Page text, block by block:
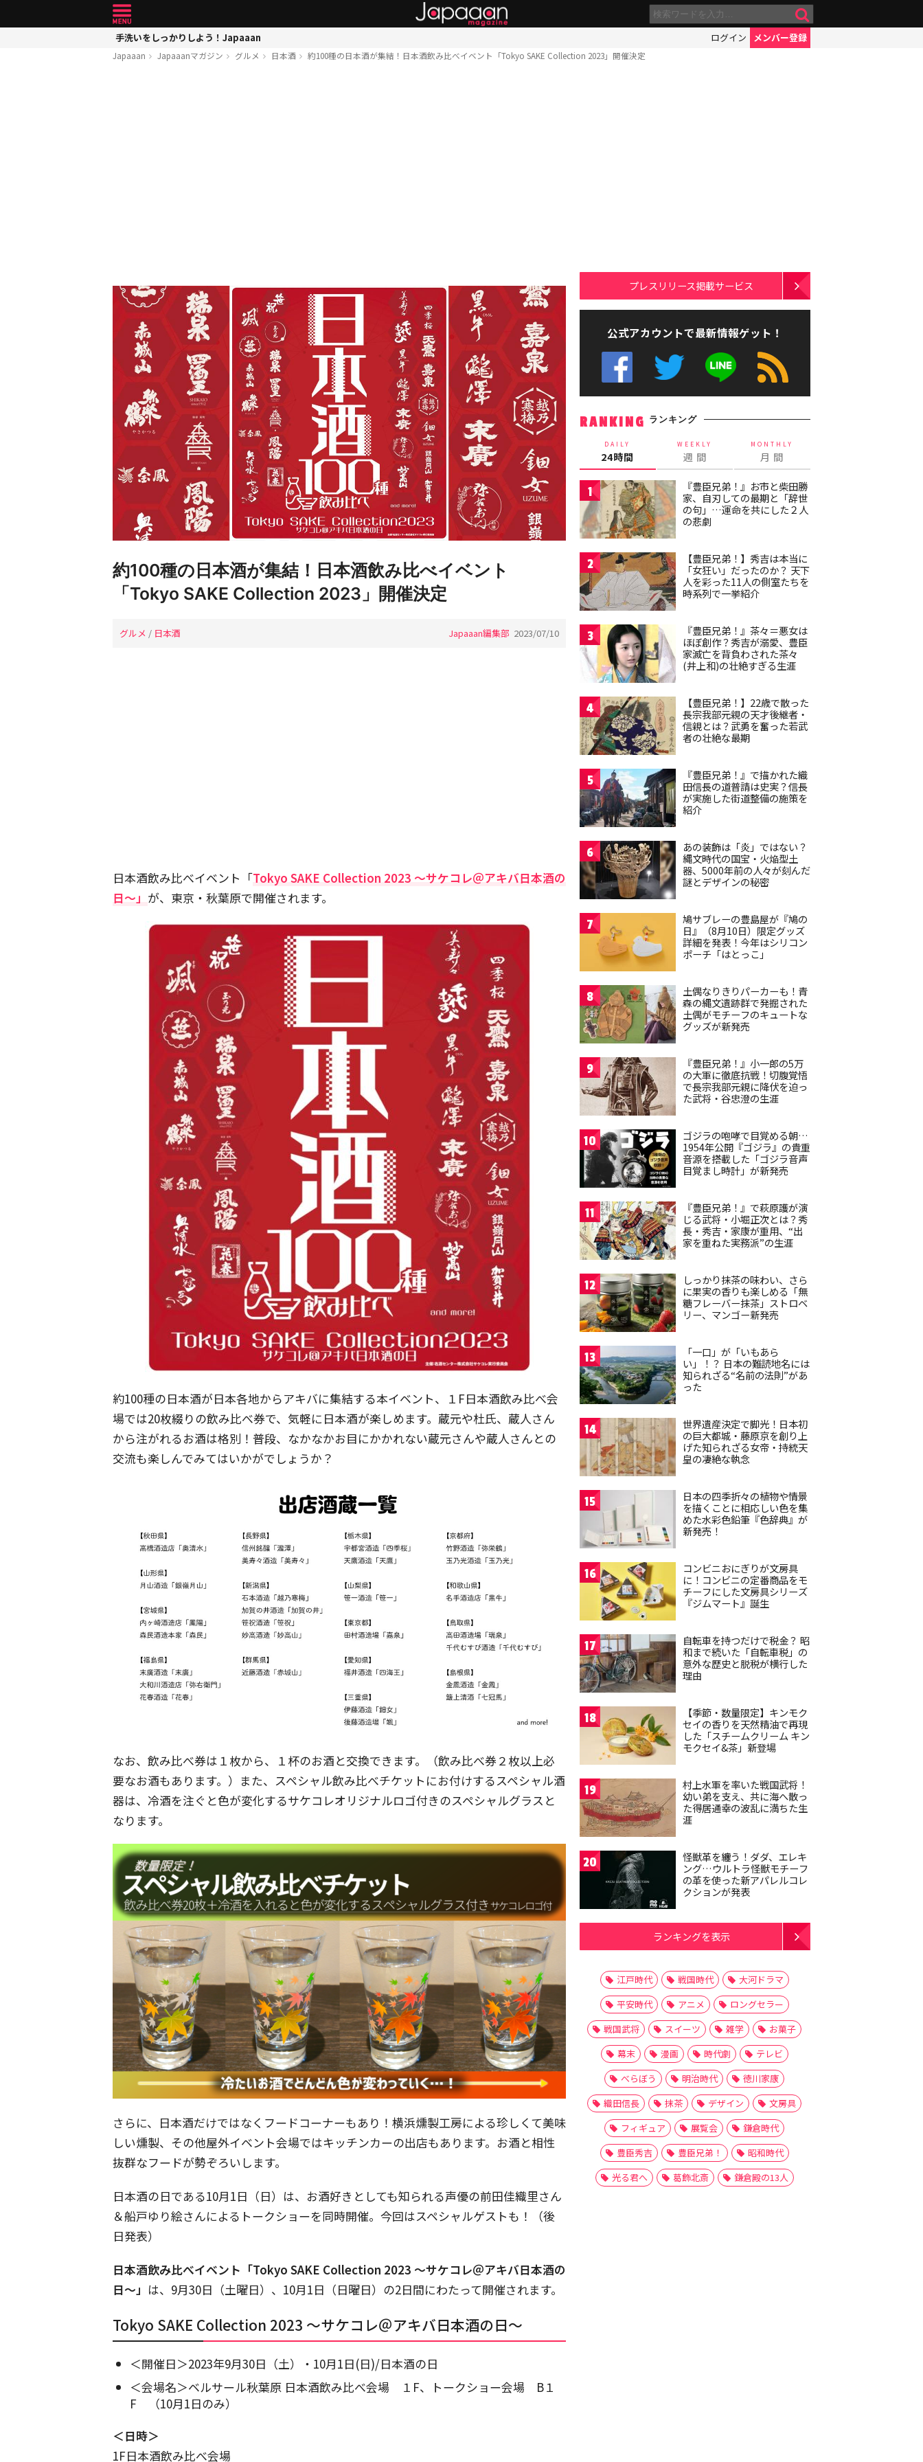
手洗いをしっかりしよう！Japaaan ログイン メンバー登録
Japaaan Japaaanマガジン グルメ 日本酒 約100種の日本酒が集結！日本酒飲み比べイベント「Tokyo SAKE Collection 2023」開催決定
約100種の日本酒が集結！日本酒飲み比べイベント
「Tokyo SAKE Collection 2023」開催決定
グルメ / 日本酒 Japaaan編集部 2023/07/10
日本酒飲み比べイベント「Tokyo SAKE Collection 2023 ～サケコレ＠アキバ日本酒の
日～」 が、東京・秋葉原で開催されます。
約100種の日本酒が日本各地からアキバに集結する本イベント、１F日本酒飲み比べ会
場では20枚綴りの飲み比べ券で、気軽に日本酒が楽しめます。蔵元や杜氏、蔵人さん
から注がれるお酒は格別！普段、なかなかお目にかかれない蔵元さんや蔵人さんとの
交流も楽しんでみてはいかがでしょうか？
なお、飲み比べ券は１枚から、１杯のお酒と交換できます。（飲み比べ券２枚以上必
要なお酒もあります。）また、スペシャル飲み比べチケットにお付けするスペシャル酒
器は、冷酒を注ぐと色が変化するサケコレオリジナルロゴ付きのスペシャルグラスと
なります。
さらに、日本酒だけではなくフードコーナーもあり！横浜燻製工房による珍しくて美味
しい燻製、その他屋外イベント会場ではキッチンカーの出店もあります。お酒と相性
抜群なフードが勢ぞろいします。
日本酒の日である10月1日（日）は、お酒好きとしても知られる声優の前田佳織里さん
＆船戸ゆり絵さんによるトークショーを同時開催。今回はスペシャルゲストも！（後
日発表）
日本酒飲み比べイベント「Tokyo SAKE Collection 2023 ～サケコレ＠アキバ日本酒の
日～」 は、9月30日（土曜日）、10月1日（日曜日）の2日間にわたって開催されます。
Tokyo SAKE Collection 2023 ～サケコレ＠アキバ日本酒の日～
＜開催日＞2023年9月30日（土）・10月1日(日)/日本酒の日
＜会場名＞ベルサール秋葉原 日本酒飲み比べ会場 １F、トークショー会場 B１
F （10月1日のみ）
＜日時＞
1F日本酒飲み比べ会場
プレスリリース掲載サービス
公式アカウントで最新情報ゲット！
RANKING ランキング
DAILY
24時間
WEEKLY
週 間
MONTHLY
月 間
1
『豊臣兄弟！』お市と柴田勝
家、自刃しての最期と「辞世
の句」…運命を共にした２人
の悲劇
2
【豊臣兄弟！】秀吉は本当に
「女狂い」だったのか？ 天下
人を彩った11人の側室たちを
時系列で一挙紹介
3
『豊臣兄弟！』茶々＝悪女は
ほぼ創作？秀吉が溺愛、豊臣
家滅亡を背負わされた茶々
(井上和)の壮絶すぎる生涯
4
【豊臣兄弟！】22歳で散った
長宗我部元親の天才後継者・
信親とは？武勇を奮った若武
者の壮絶な最期
5
『豊臣兄弟！』で描かれた織
田信長の道普請は史実？信長
が実施した街道整備の施策を
紹介
6
あの装飾は「炎」ではない？
縄文時代の国宝・火焔型土
器、5000年前の人々が刻んだ
謎とデザインの秘密
7
鳩サブレーの豊島屋が『鳩の
日』（8月10日）限定グッズ
詳細を発表！今年はシリコン
ポーチ「はとっこ」
8
土偶なりきりパーカーも！青
森の縄文遺跡群で発掘された
土偶がモチーフのキュートな
グッズが新発売
9
『豊臣兄弟！』小一郎の5万
の大軍に徹底抗戦！切腹覚悟
で長宗我部元親に降伏を迫っ
た武将・谷忠澄の生涯
10
ゴジラの咆哮で目覚める朝…
1954年公開『ゴジラ』の貴重
音源を搭載した「ゴジラ音声
目覚まし時計」が新発売
11
『豊臣兄弟！』で萩原護が演
じる武将・小堀正次とは？秀
長・秀吉・家康が重用、“出
家を重ねた実務派”の生涯
12
しっかり抹茶の味わい、さら
に果実の香りも楽しめる「無
糖フレーバー抹茶」ストロベ
リー、マンゴー新発売
13
「一口」が「いもあら
い」！？ 日本の難読地名には
知られざる“名前の法則”があ
った
14
世界遺産決定で脚光！日本初
の巨大都城・藤原京を創り上
げた知られざる女帝・持統天
皇の凄絶な執念
15
日本の四季折々の植物や情景
を描くことに相応しい色を集
めた水彩色鉛筆『色辞典』が
新発売！
16
コンビニおにぎりが文房具
に！コンビニの定番商品をモ
チーフにした文房具シリーズ
『ジムマート』誕生
17
自転車を持つだけで税金？ 昭
和まで続いた「自転車税」の
意外な歴史と脱税が横行した
理由
18
【季節・数量限定】キンモク
セイの香りを天然精油で再現
した「スチームクリーム キン
モクセイ&茶」新登場
19
村上水軍を率いた戦国武将！
幼い弟を支え、共に海へ散っ
た得居通幸の波乱に満ちた生
涯
20
怪獣革を纏う！ダダ、エレキ
ング…ウルトラ怪獣モチーフ
の革を使った新アパレルコレ
クションが発表
ランキングを表示
江戸時代 戦国時代
大河ドラマ
平安時代
アニメ
ロングセラー
戦国武将
スイーツ 雑学
お菓子
幕末
漫画 時代劇
テレビ
べらぼう
明治時代
徳川家康
織田信長
抹茶 デザイン
文房具
フィギュア
展覧会
鎌倉時代
豊臣秀吉
豊臣兄弟！
昭和時代
光る君へ
葛飾北斎 鎌倉殿の13人